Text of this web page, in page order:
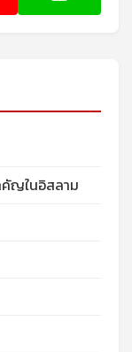
คัญในอิสลาม